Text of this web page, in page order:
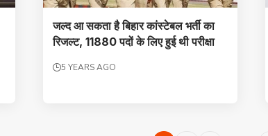
जल्‍द आ सकता है बिहार कांस्‍टेबल भर्ती का
रिजल्‍ट, 11880 पदों के लिए हुई थी परीक्षा
5 YEARS AGO